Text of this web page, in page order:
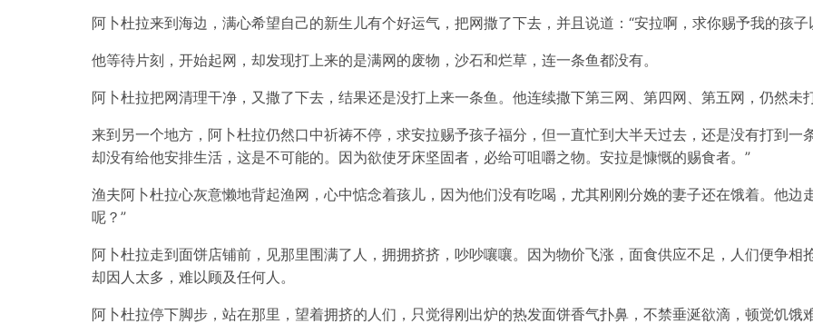
阿卜杜拉来到海边，满心希望自己的新生儿有个好运气，把网撒了下去，并且说道：“安拉啊，求你赐予我的孩子
他等待片刻，开始起网，却发现打上来的是满网的废物，沙石和烂草，连一条鱼都没有。
阿卜杜拉把网清理干净，又撒了下去，结果还是没打上来一条鱼。他连续撒下第三网、第四网、第五网，仍然未
来到另一个地方，阿卜杜拉仍然口中祈祷不停，求安拉赐予孩子福分，但一直忙到大半天过去，还是没有打到一
却没有给他安排生活，这是不可能的。因为欲使牙床坚固者，必给可咀嚼之物。安拉是慷慨的赐食者。”
渔夫阿卜杜拉心灰意懒地背起渔网，心中惦念着孩儿，因为他们没有吃喝，尤其刚刚分娩的妻子还在饿着。他边
呢？”
阿卜杜拉走到面饼店铺前，见那里围满了人，拥拥挤挤，吵吵嚷嚷。因为物价飞涨，面食供应不足，人们便争
却因人太多，难以顾及任何人。
阿卜杜拉停下脚步，站在那里，望着拥挤的人们，只觉得刚出炉的热发面饼香气扑鼻，不禁垂涎欲滴，顿觉饥饿